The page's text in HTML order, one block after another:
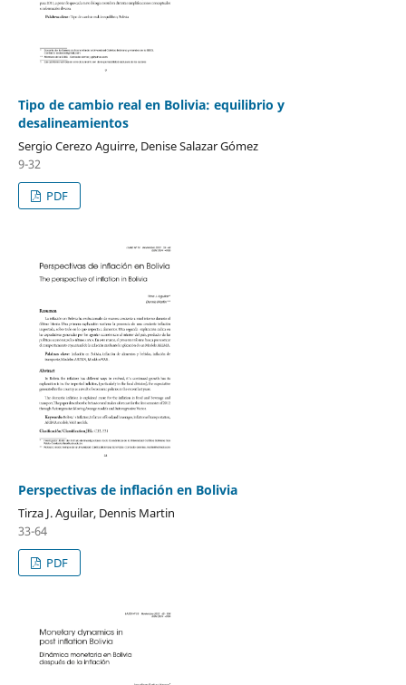
Tipo de cambio real en Bolivia: equilibrio y
desalineamientos
Sergio Cerezo Aguirre, Denise Salazar Gómez
9-32
PDF
Perspectivas de inflación en Bolivia
Tirza J. Aguilar, Dennis Martin
33-64
PDF